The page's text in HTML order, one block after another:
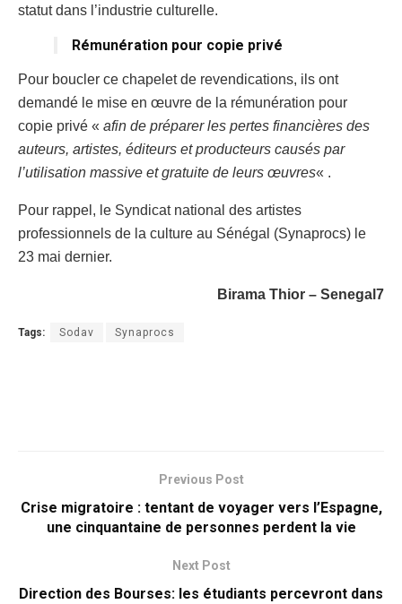
statut dans l’industrie culturelle.
Rémunération pour copie privé
Pour boucler ce chapelet de revendications, ils ont
demandé le mise en œuvre de la rémunération pour
copie privé « afin de préparer les pertes financières des
auteurs, artistes, éditeurs et producteurs causés par
l’utilisation massive et gratuite de leurs œuvres« .
Pour rappel, le Syndicat national des artistes
professionnels de la culture au Sénégal (Synaprocs) le
23 mai dernier.
Birama Thior – Senegal7
Tags: Sodav Synaprocs
Previous Post
Crise migratoire : tentant de voyager vers l’Espagne,
une cinquantaine de personnes perdent la vie
Next Post
Direction des Bourses: les étudiants percevront dans